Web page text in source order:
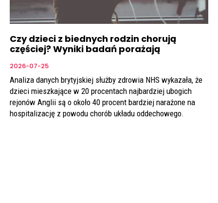
Czy dzieci z biednych rodzin chorują
częściej? Wyniki badań porażają
2026-07-25
Analiza danych brytyjskiej służby zdrowia NHS wykazała, że
dzieci mieszkające w 20 procentach najbardziej ubogich
rejonów Anglii są o około 40 procent bardziej narażone na
hospitalizację z powodu chorób układu oddechowego.